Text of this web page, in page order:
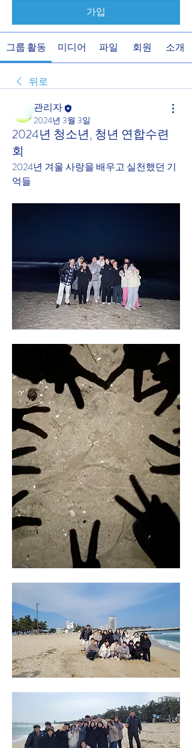
가입
그룹 활동 미디어 파일 회원 소개
뒤로
관리자
2024년 3월 3일
2024년 청소년, 청년 연합수련
회
2024년 겨울 사랑을 배우고 실천했던 기
억들